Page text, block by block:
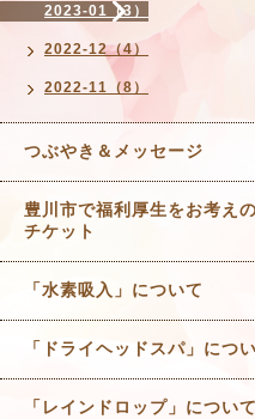
2023-01（3）
2022-12（4）
2022-11（8）
つぶやき＆メッセージ
豊川市で福利厚生をお考え
チケット
「水素吸入」について
「ドライヘッドスパ」につ
「レインドロップ」について